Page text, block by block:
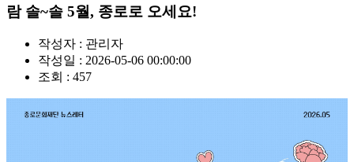
람 솔~솔 5월, 종로로 오세요!
작성자 : 관리자
작성일 : 2026-05-06 00:00:00
조회 : 457